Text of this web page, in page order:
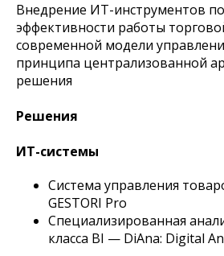
Внедрение ИТ-инструментов
эффективности работы
современной модели
принципа централизованной
решения
Решения
ИТ-системы
Система управления
GESTORI Pro
Специализированная
класса BI — DiAna: Digital